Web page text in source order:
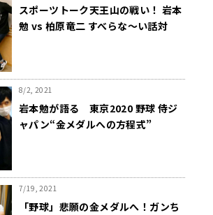
スポーツトーク天王山の戦い！ 岩本
勉 vs 柏原竜二 すべらな～い話対
8/2, 2021
岩本勉が語る 東京2020 野球 侍ジ
ャパン“金メダルへの方程式”
7/19, 2021
「野球」悲願の金メダルへ！ガンち